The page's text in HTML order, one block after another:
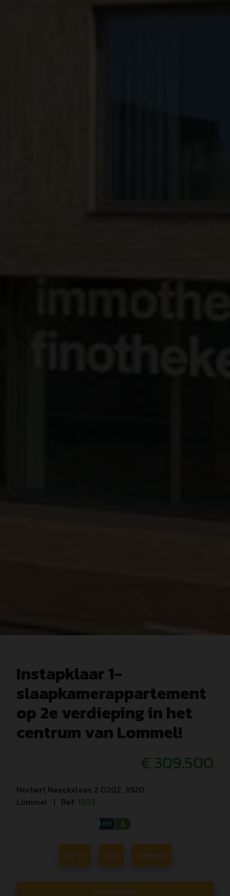
Instapklaar 1-
slaapkamerappartement
op 2e verdieping in het
centrum van Lommel!
€ 309.500
Norbert Neeckxlaan 2 0202, 3920
Lommel | Ref: 1033
Vorige Lijst Volgende
Info aanvragen